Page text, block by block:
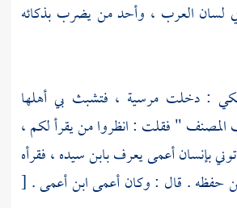
لسان العرب ، وأحد من يضرب بذكائه
: دخلتمرسية ، فتشبث بي أهلها
" فقلت : انظروا من يقرأ لكم ،
بإنسان أعمى يعرفبابن سيده، فقرأه
حفظه . قال : وكان أعمى ابن أعمى . [